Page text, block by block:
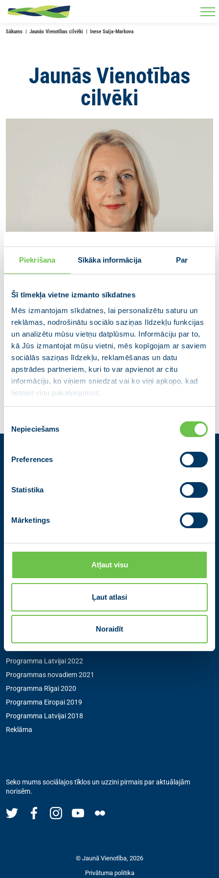
Piekrišana Sīkāka informācija Par
Šī tīmekļa vietne izmanto sīkdatnes
Mēs izmantojam sīkdatnes, lai personalizētu saturu un
reklāmas, nodrošinātu sociālo saziņas līdzekļu funkcijas
un analizētu mūsu vietņu datplūsmu. Informāciju par to,
kā Jūs izmantojat mūsu vietni, mēs kopīgojam ar saviem
sociālās saziņas līdzekļu, reklamēšanas un datu
apstrādes partneriem, kuri to var apvienot ar citu
informāciju, ko viņiem sniedzat vai ko viņi apkopo, kad
lietojat viņu pakalpojumus.
izvēle
Nepieciešams
Preferences
Statistika
Mārketings
Atļaut visu
Ļaut atlasi
Noraidīt
Skip to main content
Sākums Jaunās Vienotības cilvēki Inese Suija-Markova
Jaunās Vienotības
cilvēki
Inese Suija-Markova
Cēsu novada domes priekšsēdētāja
vietniece
+371 67205475
Programma Latvijai 2022
Programmas novadiem 2021
Programma Rīgai 2020
Programma Eiropai 2019
Programma Latvijai 2018
Reklāma
Seko mums sociālajos tīklos un uzzini pirmais par aktuālajām
norisēm.
© Jaunā Vienotība, 2026
Privātuma politika